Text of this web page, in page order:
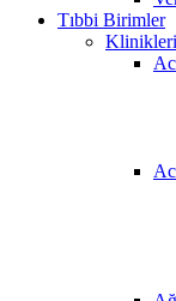
Tıbbi Birimler